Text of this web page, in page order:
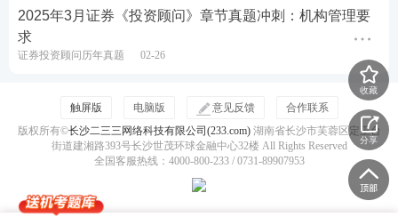
从近几年考情来看，证券考试考查内容越来越
中找到重点！建
议大家务必摸透考情，保证足够的备考时间，制
定科学的复习计划，方可顺利拿下证券从业资格
：吃透教材，夯实基础
2025年3月证券《投资顾问》章节真题冲刺：机构管理要
求
证券投资顾问历年真题 02-26
收藏
分享
触屏版 电脑版 意见反馈
合作联系
版权所有©长沙二三三网络科技有限公司(233.com)湖南省长沙市芙蓉区定王台
街道建湘路393号长沙世茂环球金融中心32楼 All Rights Reserved
全国客服热线：4000-800-233 / 0731-89907953